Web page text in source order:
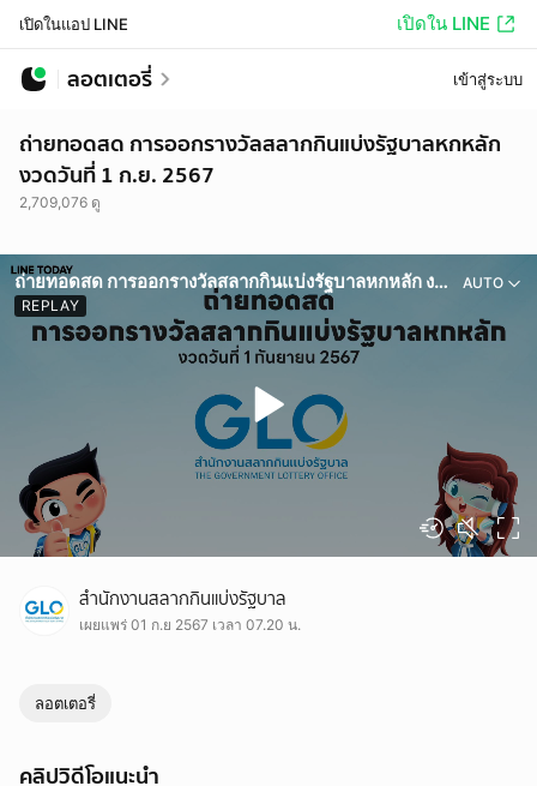
เปิดในแอป LINE เปิดใน LINE
ลอตเตอรี่ เข้าสู่ระบบ
ถ่ายทอดสด การออกรางวัลสลากกินแบ่งรัฐบาลหกหลัก
งวดวันที่ 1 ก.ย. 2567
2,709,076 ดู
ถ่ายทอดสด การออกรางวัลสลากกินแบ่งรัฐบาลหกหลัก งวดวันที่ 1 ก.ย. 2567
REPLAY
AUTO
สำนักงานสลากกินแบ่งรัฐบาล
เผยแพร่ 01 ก.ย 2567 เวลา 07.20 น.
ลอตเตอรี่
คลิปวิดีโอแนะนำ